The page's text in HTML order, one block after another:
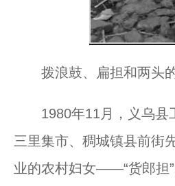
拨浪鼓、扁担和两头的
1980年11月，义乌县工
三里集市、稠城镇县前街
业的农村妇女——“货郎担”